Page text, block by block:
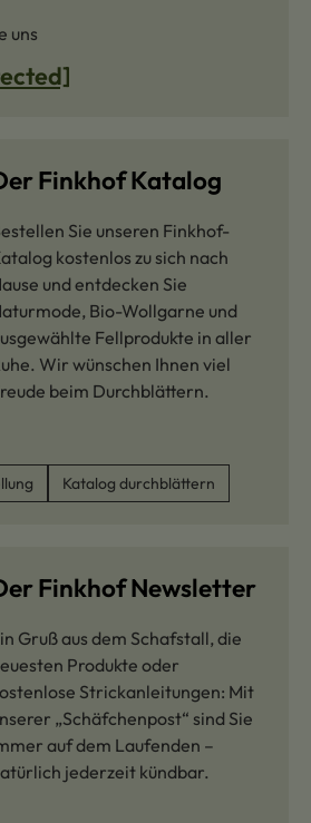
uns
Finkhof Katalog
Sie unseren Finkhof-
kostenlos zu sich nach
und entdecken Sie
Bio-Wollgarne und
Fellprodukte in aller
Wir wünschen Ihnen viel
beim Durchblättern.
Katalog durchblättern
Finkhof Newsletter
Gruß aus dem Schafstall, die
Produkte oder
Strickanleitungen: Mit
„Schäfchenpost“ sind Sie
auf dem Laufenden –
jederzeit kündbar.